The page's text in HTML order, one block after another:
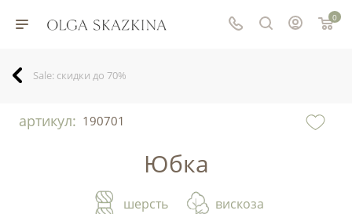
0
Sale: скидки до 70%
артикул: 190701
Юбка
шерсть вискоза